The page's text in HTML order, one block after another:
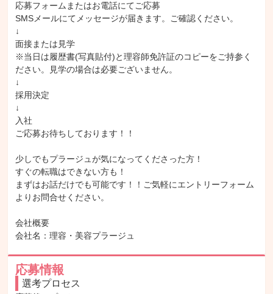
応募フォームまたはお電話にてご応募
SMSメールにてメッセージが届きます。ご確認ください。
↓
面接または見学
※当日は履歴書(写真貼付)と理容師免許証のコピーをご持参く
ださい。見学の場合は必要ございません。
↓
採用決定
↓
入社
ご応募お待ちしております！！
少しでもプラージュが気になってくださった方！
すぐの転職はできない方も！
まずはお話だけでも可能です！！ご気軽にエントリーフォーム
よりお問合せください。
会社概要
会社名：理容・美容プラージュ
応募情報
選考プロセス